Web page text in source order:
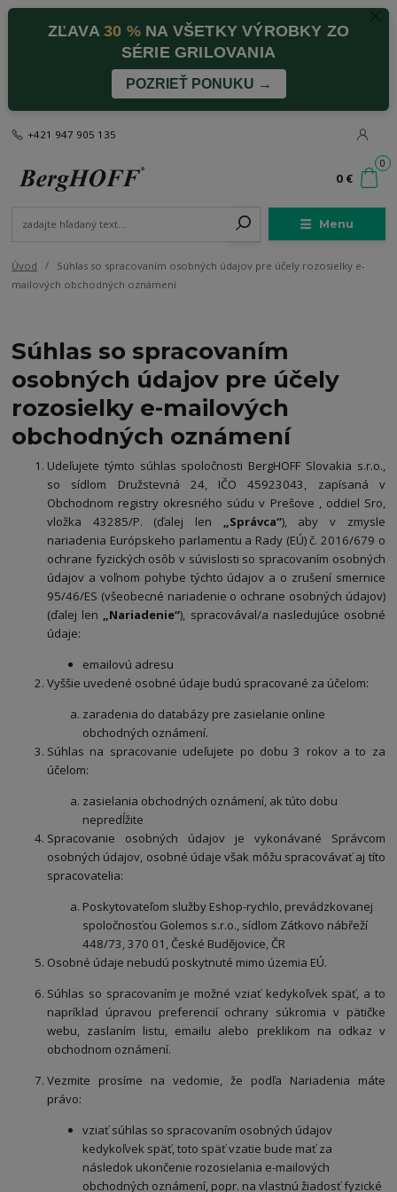
ZĽAVA30 %NA VŠETKY VÝROBKY ZO
SÉRIE GRILOVANIA
POZRIEŤ PONUKU →
Menu
+421 947 905 135
0
0 €
Úvod
Súhlas so spracovaním osobných údajov pre účely rozosielky e-
mailových obchodných oznámení
Súhlas so spracovaním
osobných údajov pre účely
rozosielky e-mailových
obchodných oznámení
Udeľujete týmto súhlas spoločnosti BergHOFF Slovakia s.r.o.,
so sídlom Družstevná 24, IČO 45923043, zapísaná v
Obchodnom registry okresného súdu v Prešove , oddiel Sro,
vložka 43285/P. (ďalej len
„Správca“), aby v zmysle
nariadenia Európskeho parlamentu a Rady (EÚ) č. 2016/679 o
ochrane fyzických osôb v súvislosti so spracovaním osobných
údajov a voľnom pohybe týchto údajov a o zrušení smernice
95/46/ES (všeobecné nariadenie o ochrane osobných údajov)
(ďalej len
„Nariadenie“), spracovával/a nasledujúce osobné
údaje:
emailovú adresu
Vyššie uvedené osobné údaje budú spracované za účelom:
zaradenia do databázy pre zasielanie online
obchodných oznámení.
Súhlas na spracovanie udeľujete po dobu 3 rokov a to za
účelom:
zasielania obchodných oznámení, ak túto dobu
nepredĺžite
Spracovanie osobných údajov je vykonávané Správcom
osobných údajov, osobné údaje však môžu spracovávať aj títo
spracovatelia:
Poskytovateľom služby Eshop-rychlo, prevádzkovanej
spoločnosťou Golemos s.r.o., sídlom Zátkovo nábřeží
448/73, 370 01, České Budějovice, ČR
Osobné údaje nebudú poskytnuté mimo územia EÚ.
Súhlas so spracovaním je možné vziať kedykoľvek späť, a to
napríklad úpravou preferencií ochrany súkromia v pätičke
webu, zaslaním listu, emailu alebo preklikom na odkaz v
obchodnom oznámení.
Vezmite prosíme na vedomie, že podľa Nariadenia máte
právo:
vziať súhlas so spracovaním osobných údajov
kedykoľvek späť, toto späť vzatie bude mať za
následok ukončenie rozosielania e-mailových
obchodných oznámení, popr. na vlastnú žiadosť fyzické